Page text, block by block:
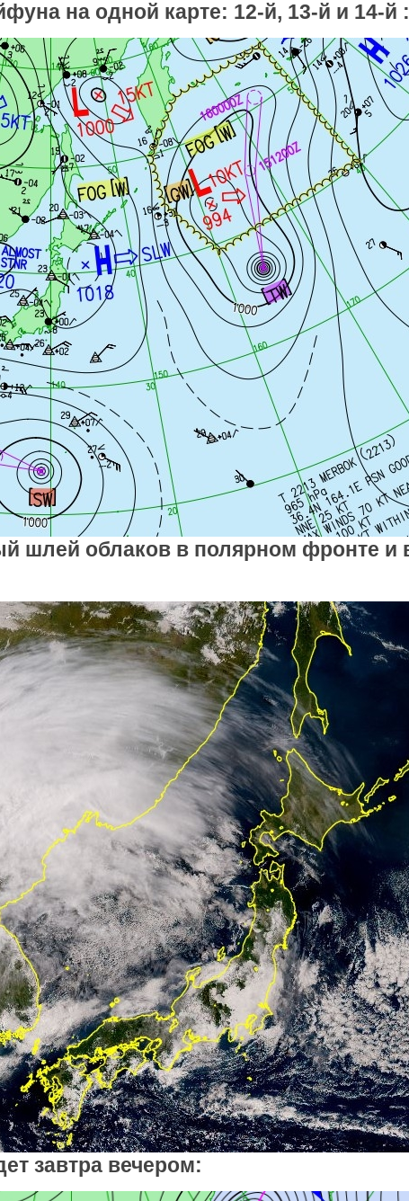
на одной карте: 12-й, 13-й и 14-й
шлей облаков в полярном фронте и
завтра вечером: